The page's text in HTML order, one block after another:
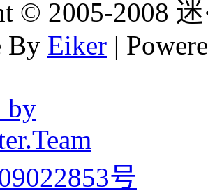
© 2005-2008
By Eiker |
号